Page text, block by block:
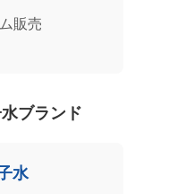
販売
ブランド
水